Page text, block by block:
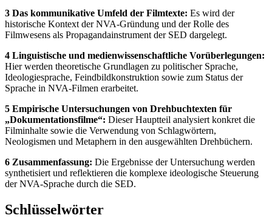
3 Das kommunikative Umfeld der Filmtexte: Es wird der
historische Kontext der NVA-Gründung und der Rolle des
Filmwesens als Propagandainstrument der SED dargelegt.
4 Linguistische und medienwissenschaftliche Vorüberlegungen:
Hier werden theoretische Grundlagen zu politischer Sprache,
Ideologiesprache, Feindbildkonstruktion sowie zum Status der
Sprache in NVA-Filmen erarbeitet.
5 Empirische Untersuchungen von Drehbuchtexten für
„Dokumentationsfilme“: Dieser Hauptteil analysiert konkret die
Filminhalte sowie die Verwendung von Schlagwörtern,
Neologismen und Metaphern in den ausgewählten Drehbüchern.
6 Zusammenfassung: Die Ergebnisse der Untersuchung werden
synthetisiert und reflektieren die komplexe ideologische Steuerung
der NVA-Sprache durch die SED.
Schlüsselwörter